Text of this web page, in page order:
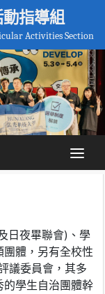
指導組
Activities Section
日夜畢聯會)、學
體，另有全校性
議委員會，其多
學生自治團體幹